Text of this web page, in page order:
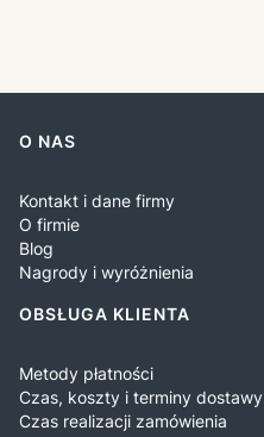
Linki w stopce
O NAS
Kontakt i dane firmy
O firmie
Blog
Nagrody i wyróżnienia
OBSŁUGA KLIENTA
Metody płatności
Czas, koszty i terminy dostawy
Czas realizacji zamówienia